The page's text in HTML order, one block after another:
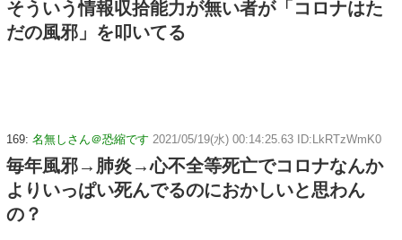
そういう情報収拾能力が無い者が「コロナはた
だの風邪」を叩いてる
169: 名無しさん＠恐縮です 2021/05/19(水) 00:14:25.63 ID:LkRTzWmK0
毎年風邪→肺炎→心不全等死亡でコロナなんか
よりいっぱい死んでるのにおかしいと思わん
の？